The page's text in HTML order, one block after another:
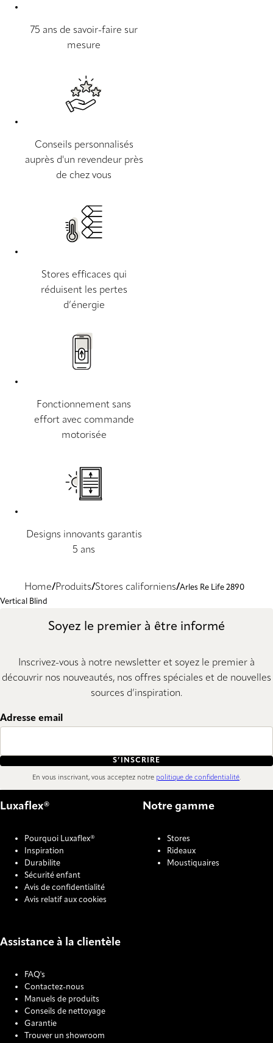
75 ans de savoir-faire sur
mesure
Conseils personnalisés
auprès d'un revendeur près
de chez vous
Stores efficaces qui
réduisent les pertes
d’énergie
Fonctionnement sans
effort avec commande
motorisée
Designs innovants garantis
5 ans
Home Produits Stores californiens Arles Re Life 2890
Vertical Blind
Soyez le premier à être informé
Inscrivez-vous à notre newsletter et soyez le premier à
découvrir nos nouveautés, nos offres spéciales et de nouvelles
sources d’inspiration.
Adresse email
S’INSCRIRE
En vous inscrivant, vous acceptez notre politique de confidentialité.
Luxaflex®
Pourquoi Luxaflex®
Inspiration
Durabilite
Sécurité enfant
Avis de confidentialité
Avis relatif aux cookies
Notre gamme
Stores
Rideaux
Moustiquaires
Assistance à la clientèle
FAQ's
Contactez-nous
Manuels de produits
Conseils de nettoyage
Garantie
Trouver un showroom